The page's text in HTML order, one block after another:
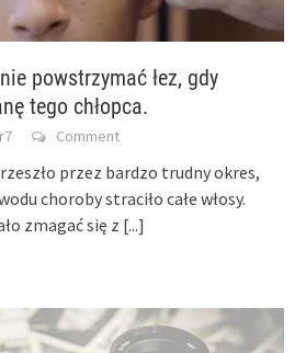
powstrzymać łez, gdy
tego chłopca.
Comment
przez bardzo trudny okres,
choroby straciło całe włosy.
zmagać się z [...]